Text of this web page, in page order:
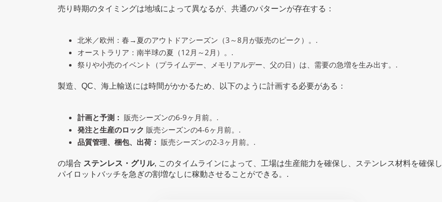
売り時期のタイミングは地域によって異なるが、共通のパターンが存在する：
北米／欧州：春→夏のアウトドアシーズン（3～8月が販売のピーク）。.
オーストラリア：南半球の夏（12月～2月）。.
祭りや小売のイベント（プライムデー、メモリアルデー、父の日）は、需要の急増を生み出す。.
製造、QC、海上輸送には時間がかかるため、以下のように計画する必要がある：
計画と予測： 販売シーズンの6-9ヶ月前。.
発注と生産のロック 販売シーズンの4-6ヶ月前。.
品質管理、梱包、出荷： 販売シーズンの2-3ヶ月前。.
の場合 ステンレス・グリル, このタイムラインによって、工場は生産能力を確保し、ステンレス材料を確保
パイロットバッチを急ぎの割増なしに稼動させることができる。.